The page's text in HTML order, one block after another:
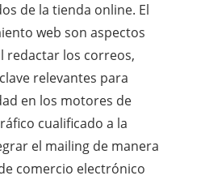
de la tienda online. El
web son aspectos
redactar los correos,
relevantes para
en los motores de
cualificado a la
el mailing de manera
comercio electrónico